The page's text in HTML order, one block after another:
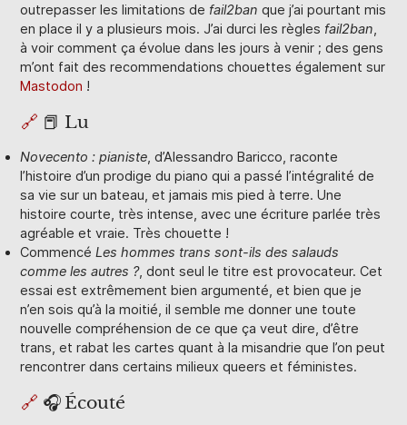
outrepasser les limitations de fail2ban que j’ai pourtant mis
en place il y a plusieurs mois. J’ai durci les règles fail2ban,
à voir comment ça évolue dans les jours à venir ; des gens
m’ont fait des recommendations chouettes également sur
Mastodon !
🔗 📕 Lu
Novecento : pianiste, d’Alessandro Baricco, raconte
l’histoire d’un prodige du piano qui a passé l’intégralité de
sa vie sur un bateau, et jamais mis pied à terre. Une
histoire courte, très intense, avec une écriture parlée très
agréable et vraie. Très chouette !
CommencéLes hommes trans sont-ils des salauds
comme les autres ?, dont seul le titre est provocateur. Cet
essai est extrêmement bien argumenté, et bien que je
n’en sois qu’à la moitié, il semble me donner une toute
nouvelle compréhension de ce que ça veut dire, d’être
trans, et rabat les cartes quant à la misandrie que l’on peut
rencontrer dans certains milieux queers et féministes.
🔗 🎧 Écouté